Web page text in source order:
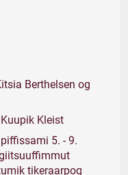
Berthelsen og
Kleist
5. - 9.
tikeraarpoq